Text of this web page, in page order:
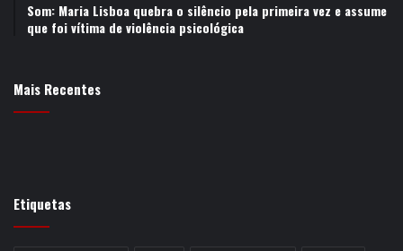
Som: Maria Lisboa quebra o silêncio pela primeira vez e assume
que foi vítima de violência psicológica
Mais Recentes
Etiquetas